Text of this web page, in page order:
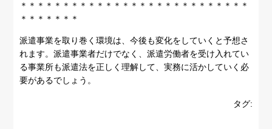
＊＊＊＊＊＊＊＊＊＊＊＊＊＊＊＊＊＊＊＊＊＊＊＊＊＊＊
＊＊＊＊＊＊＊
派遣事業を取り巻く環境は、今後も変化をしていくと予想さ
れます。派遣事業者だけでなく、派遣労働者を受け入れてい
る事業所も派遣法を正しく理解して、実務に活かしていく必
要があるでしょう。
タグ: